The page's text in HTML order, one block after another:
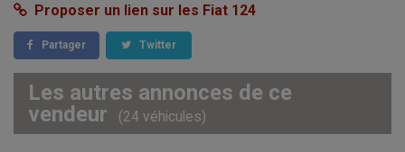
Proposer un lien sur les Fiat 124
Partager Twitter
Les autres annonces de ce
vendeur
(24 véhicules)